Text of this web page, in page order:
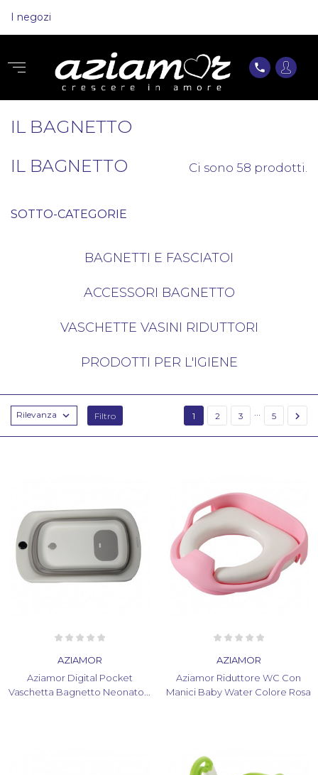
I negozi
phone
IL BAGNETTO
IL BAGNETTO Ci sono 58 prodotti.
SOTTO-CATEGORIE
BAGNETTI E FASCIATOI
ACCESSORI BAGNETTO
VASCHETTE VASINI RIDUTTORI
PRODOTTI PER L'IGIENE
Rilevanza  Filtro 1 2 3 … 5 
AZIAMOR
Aziamor Digital Pocket
Vaschetta Bagnetto Neonato...
AZIAMOR
Aziamor Riduttore WC Con
Manici Baby Water Colore Rosa